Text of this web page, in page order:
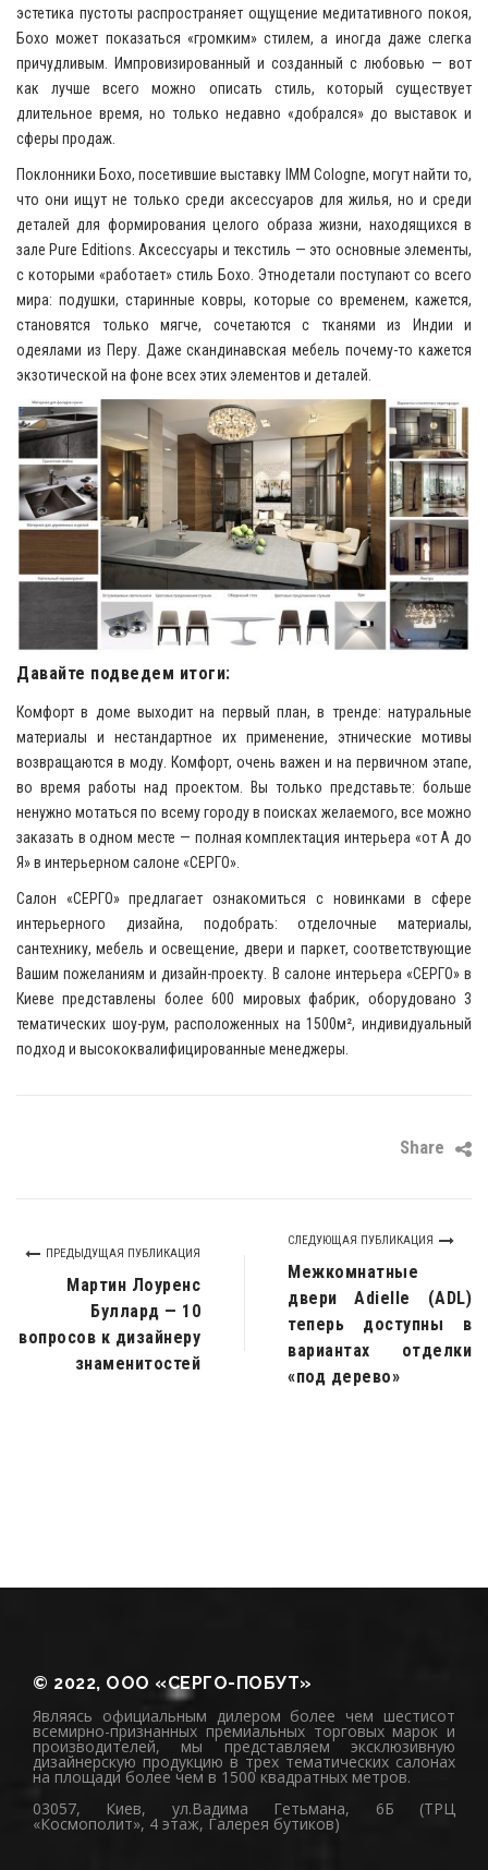
эстетика пустоты распространяет ощущение медитативного покоя,
Бохо может показаться «громким» стилем, а иногда даже слегка
причудливым. Импровизированный и созданный с любовью — вот
как лучше всего можно описать стиль, который существует
длительное время, но только недавно «добрался» до выставок и
сферы продаж.
Поклонники Бохо, посетившие выставку IMM Cologne, могут найти то,
что они ищут не только среди аксессуаров для жилья, но и среди
деталей для формирования целого образа жизни, находящихся в
зале Pure Editions. Аксессуары и текстиль — это основные элементы,
с которыми «работает» стиль Бохо. Этнодетали поступают со всего
мира: подушки, старинные ковры, которые со временем, кажется,
становятся только мягче, сочетаются с тканями из Индии и
одеялами из Перу. Даже скандинавская мебель почему-то кажется
экзотической на фоне всех этих элементов и деталей.
Давайте подведем итоги:
Комфорт в доме выходит на первый план, в тренде: натуральные
материалы и нестандартное их применение, этнические мотивы
возвращаются в моду. Комфорт, очень важен и на первичном этапе,
во время работы над проектом. Вы только представьте: больше
ненужно мотаться по всему городу в поисках желаемого, все можно
заказать в одном месте — полная комплектация интерьера «от А до
Я» в интерьерном салоне «СЕРГО».
Салон «СЕРГО» предлагает ознакомиться с новинками в сфере
интерьерного дизайна, подобрать: отделочные материалы,
сантехнику, мебель и освещение, двери и паркет, соответствующие
Вашим пожеланиям и дизайн-проекту. В салоне интерьера «СЕРГО» в
Киеве представлены более 600 мировых фабрик, оборудовано 3
тематических шоу-рум, расположенных на 1500м², индивидуальный
подход и высококвалифицированные менеджеры.
Share
ПРЕДЫДУЩАЯ ПУБЛИКАЦИЯ
Мартин Лоуренс
Буллард — 10
вопросов к дизайнеру
знаменитостей
СЛЕДУЮЩАЯ ПУБЛИКАЦИЯ
Межкомнатные
двери Adielle (ADL)
теперь доступны в
вариантах отделки
«под дерево»
© 2022, ООО «СЕРГО-ПОБУТ»
Являясь официальным дилером более чем шестисот
всемирно-признанных премиальных торговых марок и
производителей, мы представляем эксклюзивную
дизайнерскую продукцию в трех тематических салонах
на площади более чем в 1500 квадратных метров.
03057, Киев, ул.Вадима Гетьмана, 6Б (ТРЦ
«Космополит», 4 этаж, Галерея бутиков)